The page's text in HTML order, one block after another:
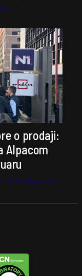
o prodaji:
Alpacom
Kosanović